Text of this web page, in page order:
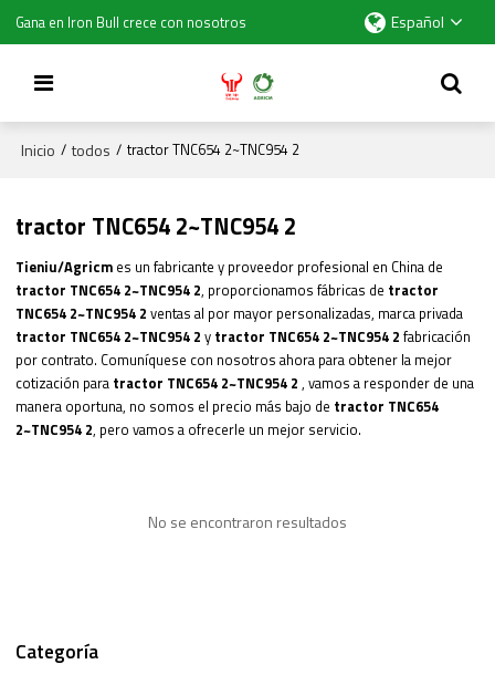
Gana en Iron Bull crece con nosotros Español
Inicio / todos / tractor TNC654 2~TNC954 2
tractor TNC654 2~TNC954 2
Tieniu/Agricm es un fabricante y proveedor profesional en China de
tractor TNC654 2~TNC954 2, proporcionamos fábricas de tractor
TNC654 2~TNC954 2 ventas al por mayor personalizadas, marca privada
tractor TNC654 2~TNC954 2 y tractor TNC654 2~TNC954 2 fabricación
por contrato. Comuníquese con nosotros ahora para obtener la mejor
cotización para tractor TNC654 2~TNC954 2 , vamos a responder de una
manera oportuna, no somos el precio más bajo de tractor TNC654
2~TNC954 2, pero vamos a ofrecerle un mejor servicio.
No se encontraron resultados
Categoría